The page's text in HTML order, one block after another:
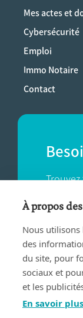
Mes actes et
Cybersécurité
Emploi
Immo Notaire
Contact
près de
À propos
Nous utilisons
des
du site, pour
sociaux et
et les
En savoir plus